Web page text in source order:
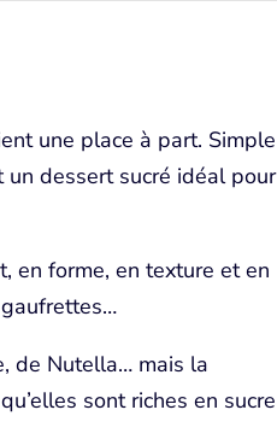
une place à part. Simple
un dessert sucré idéal pour
en forme, en texture et en
de Nutella… mais la
sont riches en sucre